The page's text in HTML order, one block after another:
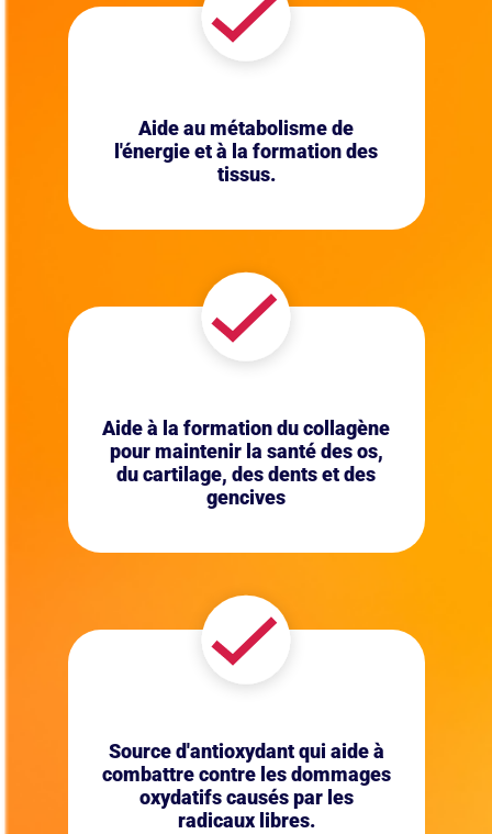
Aide au métabolisme de
l'énergie et à la formation des
tissus.
Aide à la formation du collagène
pour maintenir la santé des os,
du cartilage, des dents et des
gencives
Source d'antioxydant qui aide à
combattre contre les dommages
oxydatifs causés par les
radicaux libres.